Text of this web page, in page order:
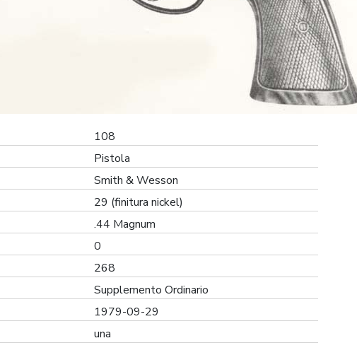
108
Pistola
Smith & Wesson
29 (finitura nickel)
.44 Magnum
0
268
Supplemento Ordinario
1979-09-29
una